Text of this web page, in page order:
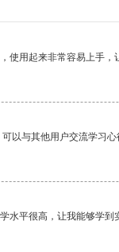
使用起来非常容易上手，
以与其他用户交流学习心
水平很高，让我能够学到